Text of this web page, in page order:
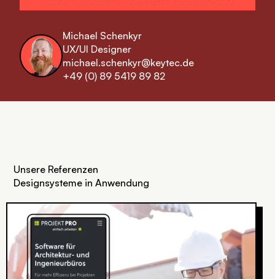
Michael Schenkyr
UX/UI Designer
michael.schenkyr@keytec.de
‪+49 (0) 89 5419 89 82‬
Unsere Referenzen
Designsysteme in Anwendung